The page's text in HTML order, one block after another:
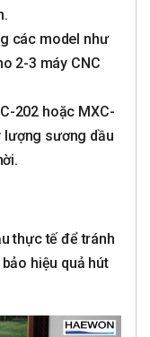
các model như
2-3 máy CNC
202 hoặc MXC-
lượng sương dầu
thực tế để tránh
hiệu quả hút